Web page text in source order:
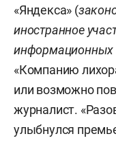
«Яндекса» (
иностранное
информационных
«Компанию
или возможно
журналист.
улыбнулся